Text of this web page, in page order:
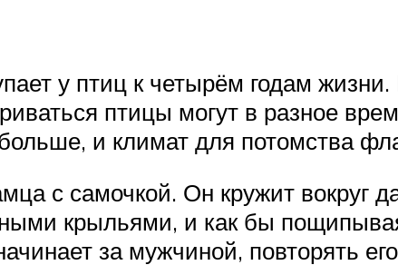
у птиц к четырём годам
птицы могут в разное
и климат для потомства
с самочкой. Он кружит вокруг
крыльями, и как бы
за мужчиной, повторять